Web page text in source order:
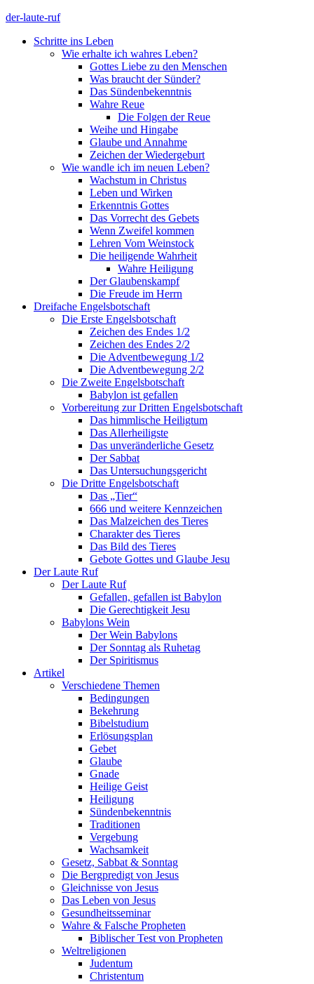
der-laute-ruf
Schritte ins Leben
Wie erhalte ich wahres Leben?
Gottes Liebe zu den Menschen
Was braucht der Sünder?
Das Sündenbekenntnis
Wahre Reue
Die Folgen der Reue
Weihe und Hingabe
Glaube und Annahme
Zeichen der Wiedergeburt
Wie wandle ich im neuen Leben?
Wachstum in Christus
Leben und Wirken
Erkenntnis Gottes
Das Vorrecht des Gebets
Wenn Zweifel kommen
Lehren Vom Weinstock
Die heiligende Wahrheit
Wahre Heiligung
Der Glaubenskampf
Die Freude im Herrn
Dreifache Engelsbotschaft
Die Erste Engelsbotschaft
Zeichen des Endes 1/2
Zeichen des Endes 2/2
Die Adventbewegung 1/2
Die Adventbewegung 2/2
Die Zweite Engelsbotschaft
Babylon ist gefallen
Vorbereitung zur Dritten Engelsbotschaft
Das himmlische Heiligtum
Das Allerheiligste
Das unveränderliche Gesetz
Der Sabbat
Das Untersuchungsgericht
Die Dritte Engelsbotschaft
Das „Tier“
666 und weitere Kennzeichen
Das Malzeichen des Tieres
Charakter des Tieres
Das Bild des Tieres
Gebote Gottes und Glaube Jesu
Der Laute Ruf
Der Laute Ruf
Gefallen, gefallen ist Babylon
Die Gerechtigkeit Jesu
Babylons Wein
Der Wein Babylons
Der Sonntag als Ruhetag
Der Spiritismus
Artikel
Verschiedene Themen
Bedingungen
Bekehrung
Bibelstudium
Erlösungsplan
Gebet
Glaube
Gnade
Heilige Geist
Heiligung
Sündenbekenntnis
Traditionen
Vergebung
Wachsamkeit
Gesetz, Sabbat & Sonntag
Die Bergpredigt von Jesus
Gleichnisse von Jesus
Das Leben von Jesus
Gesundheitsseminar
Wahre & Falsche Propheten
Biblischer Test von Propheten
Weltreligionen
Judentum
Christentum